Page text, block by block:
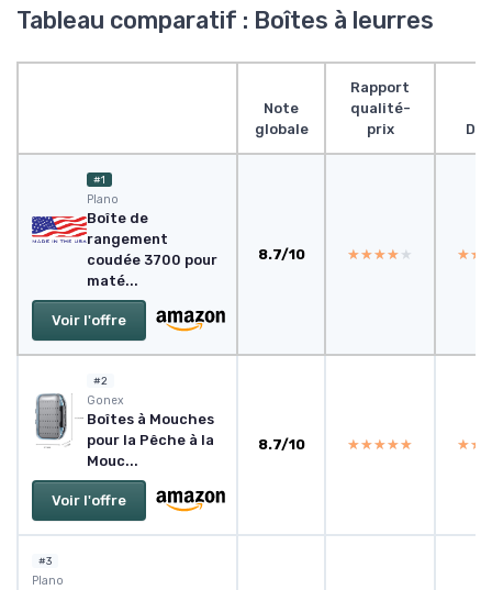
Tableau comparatif : Boîtes à leurres
Note
globale
Rapport
qualité-
prix
#1
Plano
Boîte de
rangement
coudée 3700 pour
maté...
Voir l'offre
8.7/10 ★★★★★
★★★★★
#2
Gonex
Boîtes à Mouches
pour la Pêche à la
Mouc...
Voir l'offre
8.7/10 ★★★★★
★★★★★
#3
Plano